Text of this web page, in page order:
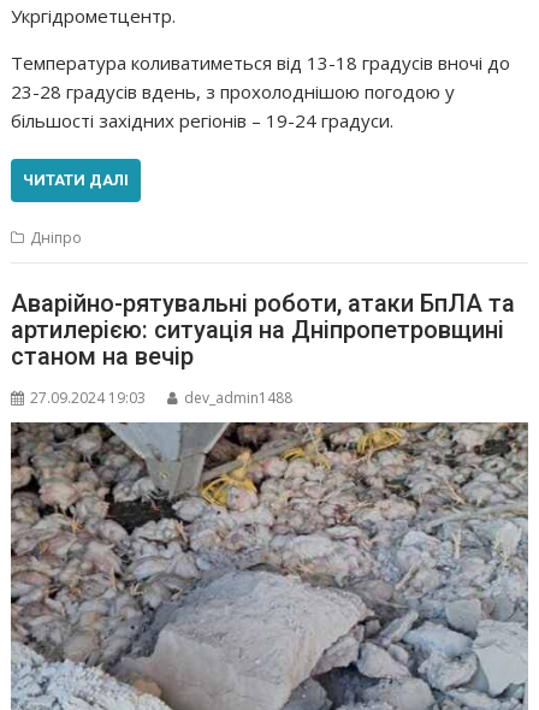
Укргідрометцентр.
Температура коливатиметься від 13-18 градусів вночі до
23-28 градусів вдень, з прохолоднішою погодою у
більшості західних регіонів – 19-24 градуси.
ЧИТАТИ ДАЛІ
Дніпро
Аварійно-рятувальні роботи, атаки БпЛА та
артилерією: ситуація на Дніпропетровщині
станом на вечір
27.09.2024 19:03 dev_admin1488